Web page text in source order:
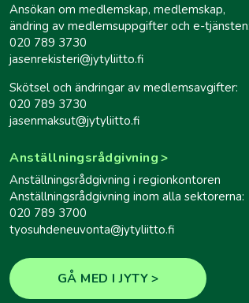
Ansökan om medlemskap, medlemskap,
ändring av medlemsuppgifter och e-tjänsten:
020 789 3730
jasenrekisteri@jytyliitto.fi
Skötsel och ändringar av medlemsavgifter:
020 789 3730
jasenmaksut@jytyliitto.fi
Anställningsrådgivning
Anställningsrådgivning i regionkontoren
Anställningsrådgivning inom alla sektorerna:
020 789 3700
tyosuhdeneuvonta@jytyliitto.fi
GÅ MED I JYTY